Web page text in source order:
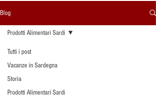
Blog
Tutti i post
Vacanze in Sardegna
Storia
Prodotti Alimentari Sardi
Prodotti Alimentari Sardi